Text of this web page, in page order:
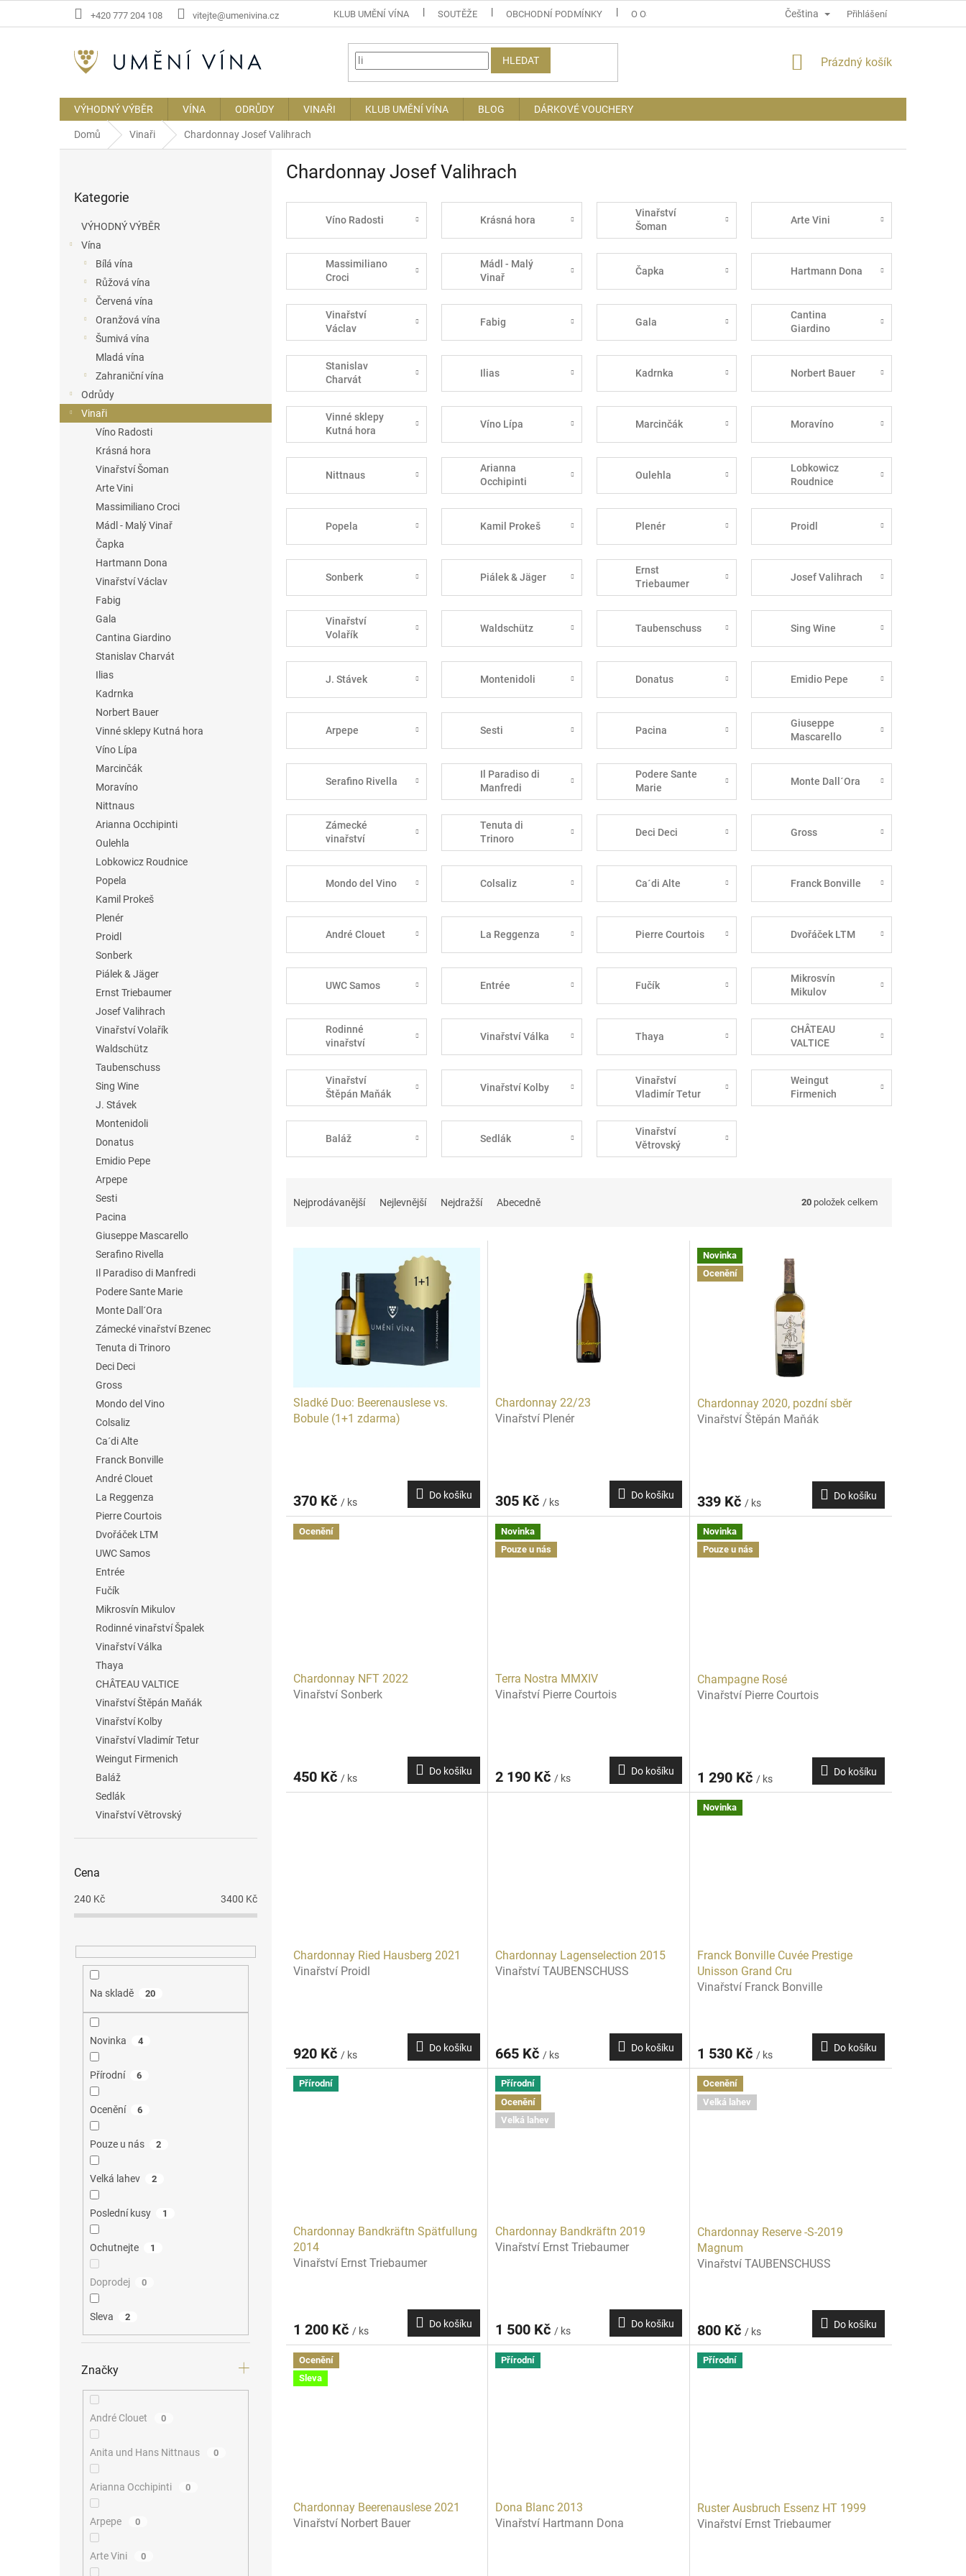
+420 777 204 108 vitejte@umenivina.cz KLUB UMĚNÍ VÍNA SOUTĚŽE OBCHODNÍ PODMÍNKY O OSOBNÍCH ÚDAJÍCH INFORMACE O WEBU
Čeština Přihlášení
HLEDAT
NÁKUPNÍ
Prázdný košík
VÝHODNÝ VÝBĚR VÍNA ODRŮDY VINAŘI KLUB UMĚNÍ VÍNA BLOG DÁRKOVÉ VOUCHERY
Domů Vinaři Chardonnay Josef Valihrach
kategorie
Kategorie
VÝHODNÝ VÝBĚR
Vína
Bílá vína
Růžová vína
Červená vína
Oranžová vína
Šumivá vína
Mladá vína
Zahraniční vína
Odrůdy
Vinaři
Víno Radosti
Krásná hora
Vinařství Šoman
Arte Vini
Massimiliano Croci
Mádl - Malý Vinař
Čapka
Hartmann Dona
Vinařství Václav
Fabig
Gala
Cantina Giardino
Stanislav Charvát
Ilias
Kadrnka
Norbert Bauer
Vinné sklepy Kutná hora
Víno Lípa
Marcinčák
Moravíno
Nittnaus
Arianna Occhipinti
Oulehla
Lobkowicz Roudnice
Popela
Kamil Prokeš
Plenér
Proidl
Sonberk
Piálek & Jäger
Ernst Triebaumer
Josef Valihrach
Vinařství Volařík
Waldschütz
Taubenschuss
Sing Wine
J. Stávek
Montenidoli
Donatus
Emidio Pepe
Arpepe
Sesti
Pacina
Giuseppe Mascarello
Serafino Rivella
Il Paradiso di Manfredi
Podere Sante Marie
Monte Dall´Ora
Zámecké vinařství Bzenec
Tenuta di Trinoro
Deci Deci
Gross
Mondo del Vino
Colsaliz
Ca´di Alte
Franck Bonville
André Clouet
La Reggenza
Pierre Courtois
Dvořáček LTM
UWC Samos
Entrée
Fučík
Mikrosvín Mikulov
Rodinné vinařství Špalek
Vinařství Válka
Thaya
CHÂTEAU VALTICE
Vinařství Štěpán Maňák
Vinařství Kolby
Vinařství Vladimír Tetur
Weingut Firmenich
Baláž
Sedlák
Vinařství Větrovský
Cena
240 Kč 3400 Kč
Na skladě 20
Novinka 4
Přírodní 6
Ocenění 6
Pouze u nás 2
Velká lahev 2
Poslední kusy 1
Ochutnejte 1
Doprodej 0
Sleva 2
Značky
André Clouet 0
Anita und Hans Nittnaus 0
Arianna Occhipinti 0
Arpepe 0
Arte Vini 0
Chardonnay Josef Valihrach
Víno Radosti Krásná hora
Vinařství
Šoman
Arte Vini
Massimiliano
Croci
Mádl - Malý
Vinař
Čapka Hartmann Dona
Vinařství
Václav
Fabig Gala
Cantina
Giardino
Stanislav
Charvát
Ilias Kadrnka Norbert Bauer
Vinné sklepy
Kutná hora
Víno Lípa Marcinčák Moravíno
Nittnaus
Arianna
Occhipinti
Oulehla
Lobkowicz
Roudnice
Popela Kamil Prokeš Plenér Proidl
Sonberk Piálek & Jäger
Ernst
Triebaumer
Josef Valihrach
Vinařství
Volařík
Waldschütz Taubenschuss Sing Wine
J. Stávek Montenidoli Donatus Emidio Pepe
Arpepe Sesti Pacina
Giuseppe
Mascarello
Serafino Rivella
Il Paradiso di
Manfredi
Podere Sante
Marie
Monte Dall´Ora
Zámecké
vinařství
Bzenec
Tenuta di
Trinoro
Deci Deci Gross
Mondo del Vino Colsaliz Ca´di Alte Franck Bonville
André Clouet La Reggenza Pierre Courtois Dvořáček LTM
UWC Samos Entrée Fučík
Mikrosvín
Mikulov
Rodinné
vinařství
Špalek
Vinařství Válka Thaya
CHÂTEAU
VALTICE
Vinařství
Štěpán Maňák
Vinařství Kolby
Vinařství
Vladimír Tetur
Weingut
Firmenich
Baláž Sedlák
Vinařství
Větrovský
Nejprodávanější Nejlevnější Nejdražší Abecedně 20 položek celkem
Sladké Duo: Beerenauslese vs.
Bobule (1+1 zdarma)
370 Kč / ks
Do košíku
Chardonnay 22/23
Vinařství Plenér
305 Kč / ks
Do košíku
Novinka
Ocenění
Chardonnay 2020, pozdní sběr
Vinařství Štěpán Maňák
339 Kč / ks
Do košíku
Ocenění
Chardonnay NFT 2022
Vinařství Sonberk
450 Kč / ks
Do košíku
Novinka
Pouze u nás
Terra Nostra MMXIV
Vinařství Pierre Courtois
2 190 Kč / ks
Do košíku
Novinka
Pouze u nás
Champagne Rosé
Vinařství Pierre Courtois
1 290 Kč / ks
Do košíku
Chardonnay Ried Hausberg 2021
Vinařství Proidl
920 Kč / ks
Do košíku
Chardonnay Lagenselection 2015
Vinařství TAUBENSCHUSS
665 Kč / ks
Do košíku
Novinka
Franck Bonville Cuvée Prestige
Unisson Grand Cru
Vinařství Franck Bonville
1 530 Kč / ks
Do košíku
Přírodní
Chardonnay Bandkräftn Spätfullung
2014
Vinařství Ernst Triebaumer
1 200 Kč / ks
Do košíku
Přírodní
Ocenění
Velká lahev
Chardonnay Bandkräftn 2019
Vinařství Ernst Triebaumer
1 500 Kč / ks
Do košíku
Ocenění
Velká lahev
Chardonnay Reserve -S-2019
Magnum
Vinařství TAUBENSCHUSS
800 Kč / ks
Do košíku
Ocenění
Sleva
Chardonnay Beerenauslese 2021
Vinařství Norbert Bauer
Přírodní
Dona Blanc 2013
Vinařství Hartmann Dona
Přírodní
Ruster Ausbruch Essenz HT 1999
Vinařství Ernst Triebaumer